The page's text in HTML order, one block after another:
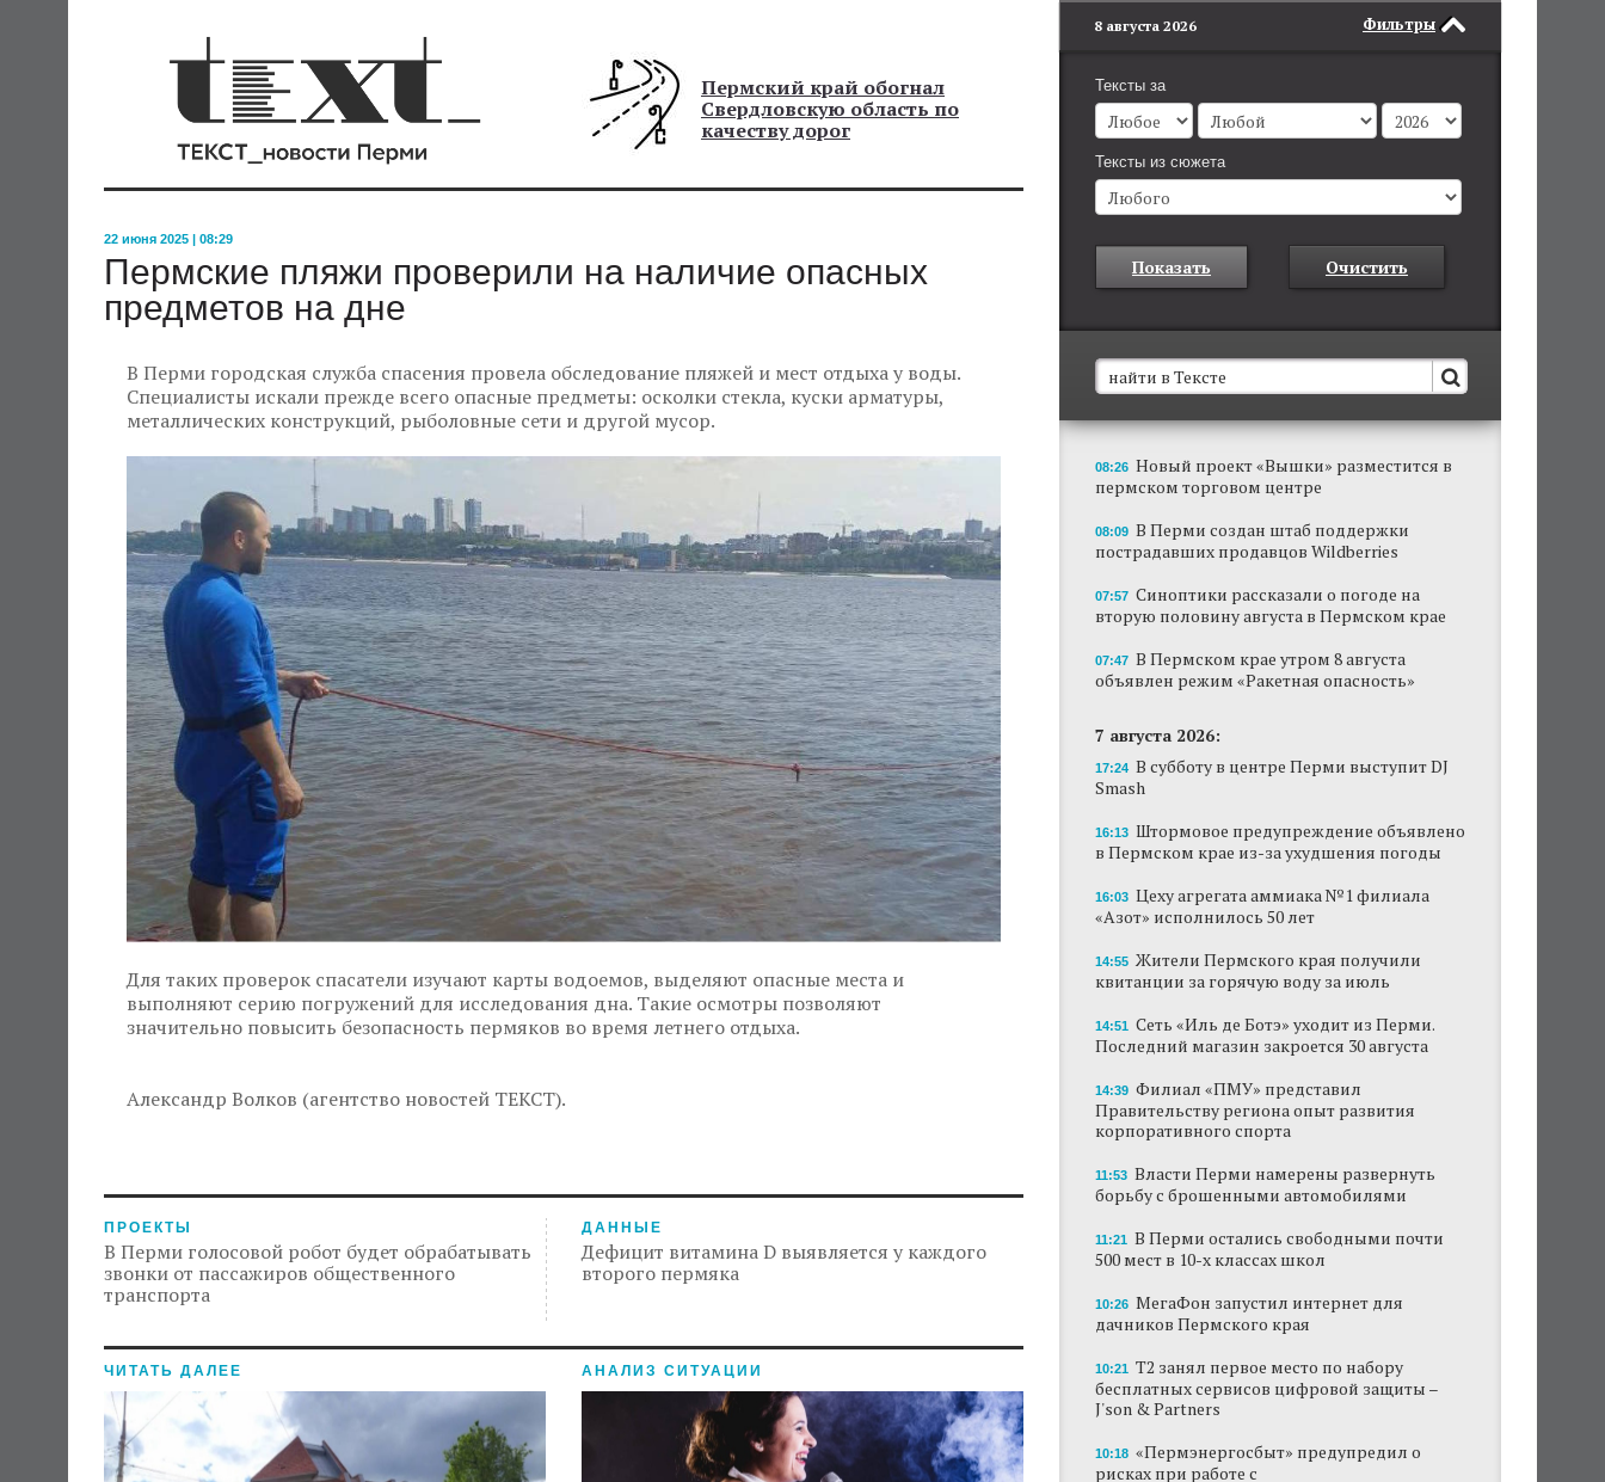
Пермский край обогнал
Свердловскую область по
качеству дорог
22 июня 2025 | 08:29
Пермские пляжи проверили на наличие опасных
предметов на дне
В Перми городская служба спасения провела обследование пляжей и мест отдыха у воды.
Специалисты искали прежде всего опасные предметы: осколки стекла, куски арматуры,
металлических конструкций, рыболовные сети и другой мусор.
Для таких проверок спасатели изучают карты водоемов, выделяют опасные места и
выполняют серию погружений для исследования дна. Такие осмотры позволяют
значительно повысить безопасность пермяков во время летнего отдыха.
Александр Волков (агентство новостей ТЕКСТ).
ПРОЕКТЫ
В Перми голосовой робот будет обрабатывать
звонки от пассажиров общественного
транспорта
ДАННЫЕ
Дефицит витамина D выявляется у каждого
второго пермяка
ЧИТАТЬ ДАЛЕЕ АНАЛИЗ СИТУАЦИИ
Фильтры
8 августа 2026
Тексты за
Тексты из сюжета
Показать Очистить
В Пермском крае установят новые станции
обнаружения беспилотников
Они используются для обнаружения и
отслеживания БПЛА в воздухе.
Новый проект «Вышки» разместится в
пермском торговом центре
пострадавших продавцов Wildberries
Сеть «Иль де Ботэ» уходит из Перми
Власти Перми намерены развернуть борьбу
с брошенными автомобилями
Продажи туров из Перми в Абхазию упали
на 30%
стадиона в Камской долине Перми
08:26 Новый проект «Вышки» разместится в
пермском торговом центре
08:09 В Перми создан штаб поддержки
пострадавших продавцов Wildberries
07:57 Синоптики рассказали о погоде на
вторую половину августа в Пермском крае
07:47 В Пермском крае утром 8 августа
объявлен режим «Ракетная опасность»
7 августа 2026:
17:24 В субботу в центре Перми выступит DJ
Smash
16:13 Штормовое предупреждение объявлено
в Пермском крае из-за ухудшения погоды
16:03 Цеху агрегата аммиака №1 филиала
«Азот» исполнилось 50 лет
14:55 Жители Пермского края получили
квитанции за горячую воду за июль
14:51 Сеть «Иль де Ботэ» уходит из Перми.
Последний магазин закроется 30 августа
14:39 Филиал «ПМУ» представил
Правительству региона опыт развития
корпоративного спорта
11:53 Власти Перми намерены развернуть
борьбу с брошенными автомобилями
11:21 В Перми остались свободными почти
500 мест в 10-х классах школ
10:26 МегаФон запустил интернет для
дачников Пермского края
10:21 Т2 занял первое место по набору
бесплатных сервисов цифровой защиты –
J'son & Partners
10:18 «Пермэнергосбыт» предупредил о
рисках при работе с